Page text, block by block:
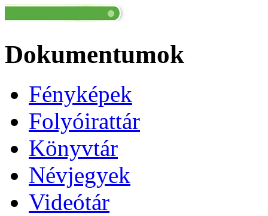
Dokumentumok
Fényképek
Folyóirattár
Könyvtár
Névjegyek
Videótár